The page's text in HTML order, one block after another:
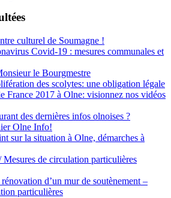
culturel de Soumagne !
Covid-19 : mesures communales et
le Bourgmestre
des scolytes: une obligation légale
France 2017 à Olne: visionnez nos vidéos
des dernières infos olnoises ?
Olne Info!
sur la situation à Olne, démarches à
Mesures de circulation particulières
d’un mur de soutènement –
particulières